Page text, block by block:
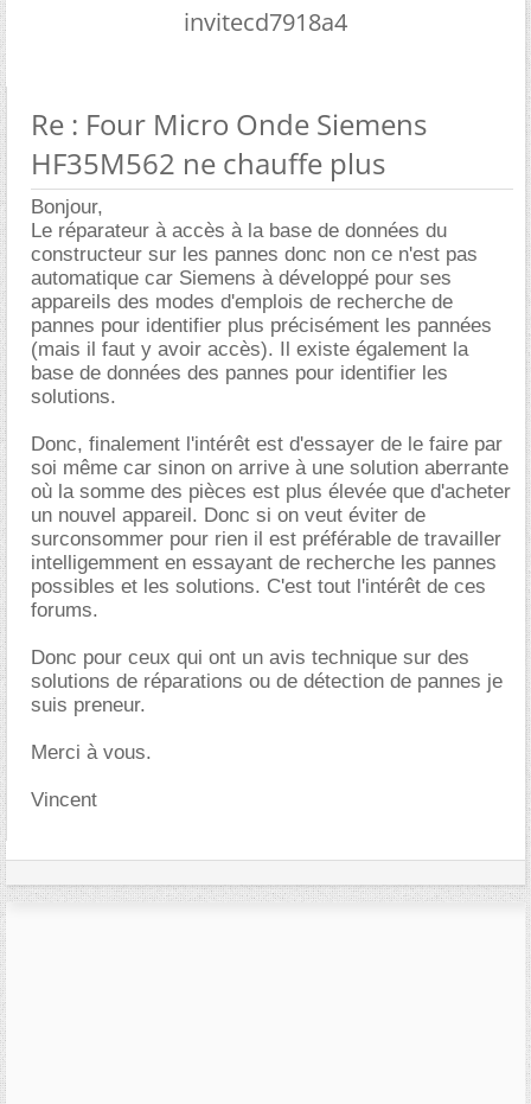
invitecd7918a4
Re : Four Micro Onde Siemens
HF35M562 ne chauffe plus
Bonjour,
Le réparateur à accès à la base de données du
constructeur sur les pannes donc non ce n'est pas
automatique car Siemens à développé pour ses
appareils des modes d'emplois de recherche de
pannes pour identifier plus précisément les pannées
(mais il faut y avoir accès). Il existe également la
base de données des pannes pour identifier les
solutions.
Donc, finalement l'intérêt est d'essayer de le faire par
soi même car sinon on arrive à une solution aberrante
où la somme des pièces est plus élevée que d'acheter
un nouvel appareil. Donc si on veut éviter de
surconsommer pour rien il est préférable de travailler
intelligemment en essayant de recherche les pannes
possibles et les solutions. C'est tout l'intérêt de ces
forums.
Donc pour ceux qui ont un avis technique sur des
solutions de réparations ou de détection de pannes je
suis preneur.
Merci à vous.
Vincent